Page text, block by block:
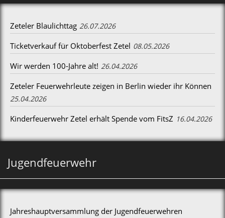
Zeteler Blaulichttag 26.07.2026
Ticketverkauf für Oktoberfest Zetel 08.05.2026
Wir werden 100-Jahre alt! 26.04.2026
Zeteler Feuerwehrleute zeigen in Berlin wieder ihr Können
25.04.2026
Kinderfeuerwehr Zetel erhält Spende vom FitsZ 16.04.2026
Jugendfeuerwehr
Jahreshauptversammlung der Jugendfeuerwehren